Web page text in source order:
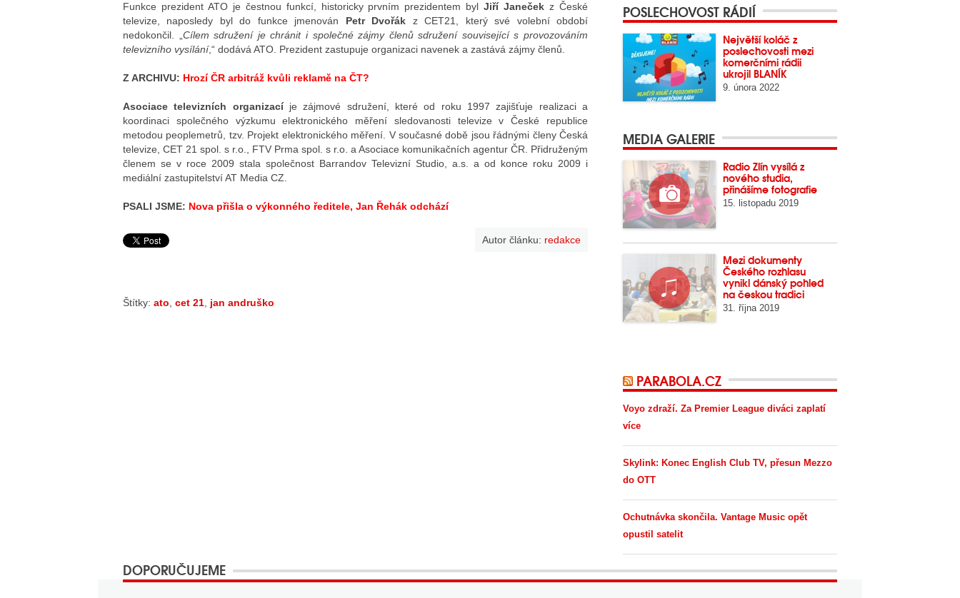
Funkce prezident ATO je čestnou funkcí, historicky prvním prezidentem bylJiří Janeček z České
televize, naposledy byl do funkce jmenován Petr Dvořák z CET21, který své volební období
nedokončil. „ Cílem sdružení je chránit i společné zájmy členů sdružení související s provozováním
televizního vysílání,“ dodává ATO. Prezident zastupuje organizaci navenek a zastává zájmy členů.
Z ARCHIVU: Hrozí ČR arbitráž kvůli reklamě na ČT?
Asociace televizních organizacíje zájmové sdružení, které od roku 1997 zajišťuje realizaci a
koordinaci společného výzkumu elektronického měření sledovanosti televize v České republice
metodou peoplemetrů, tzv. Projekt elektronického měření. V současné době jsou řádnými členy Česká
televize, CET 21 spol. s r.o., FTV Prma spol. s r.o. a Asociace komunikačních agentur ČR. Přidruženým
členem se v roce 2009 stala společnost Barrandov Televizní Studio, a.s. a od konce roku 2009 i
mediální zastupitelství AT Media CZ.
PSALI JSME: Nova přišla o výkonného ředitele, Jan Řehák odchází
Autor článku: redakce
Štítky: ato cet 21 jan andruško
POSLECHOVOST RÁDIÍ
Největší koláč z
poslechovosti mezi
komerčními rádii
ukrojil BLANÍK
9. února 2022
MEDIA GALERIE
Radio Zlín vysílá z
nového studia,
přinášíme fotografie
15. listopadu 2019
Mezi dokumenty
Českého rozhlasu
vynikl dánský pohled
na českou tradici
31. října 2019
PARABOLA.CZ
Voyo zdraží. Za Premier League diváci zaplatí
více
Skylink: Konec English Club TV, přesun Mezzo
do OTT
Ochutnávka skončila. Vantage Music opět
opustil satelit
DOPORUČUJEME